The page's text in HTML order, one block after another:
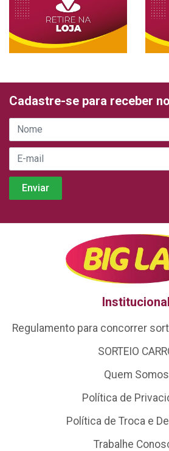
Cadastre-se para receber
Institucional
Regulamento para concorrer
SORTEIO
Quem Somos
Política de
Política de Troca e
Trabalhe